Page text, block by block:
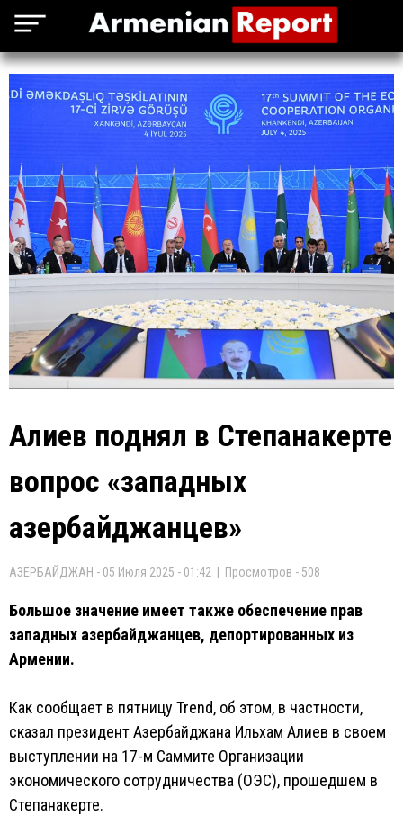
Алиев поднял в Степанакерте
вопрос «западных
азербайджанцев»
АЗЕРБАЙДЖАН - 05 Июля 2025 - 01:42 | Просмотров - 508
Большое значение имеет также обеспечение прав
западных азербайджанцев, депортированных из
Армении.
Как сообщает в пятницу Trend, об этом, в частности,
сказал президент Азербайджана Ильхам Алиев в своем
выступлении на 17-м Саммите Организации
экономического сотрудничества (ОЭС), прошедшем в
Степанакерте.